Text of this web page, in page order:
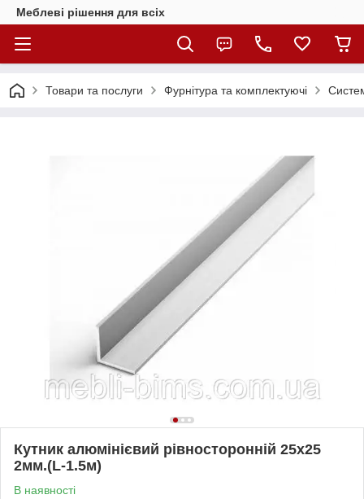
Меблеві рішення для всіх
Товари та послуги Фурнітура та комплектуючі
Кутник алюмінієвий рівносторонній 25х25
2мм.(L-1.5м)
В наявності